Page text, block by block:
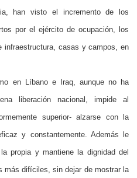
han visto el incremento de los
por el ejército de ocupación, los
infraestructura, casas y campos, en
en Líbano e Iraq, aunque no ha
liberación nacional, impide al
superior- alzarse con la
y constantemente. Además le
propia y mantiene la dignidad del
más difíciles, sin dejar de mostrar la